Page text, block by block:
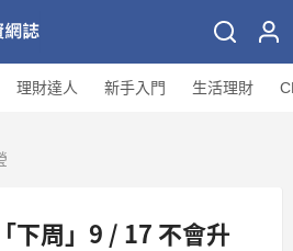
理財達人 新手入門 生活理財
下周」9 / 17 不會升